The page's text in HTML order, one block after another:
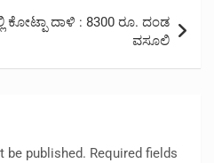
ಕೋಟ್ಪಾ ದಾಳಿ : 8300 ರೂ. ದಂಡ
ವಸೂಲಿ
be published. Required fields